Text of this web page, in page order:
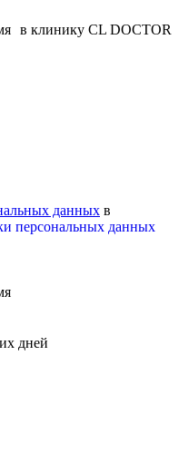
в клинику CL DOCTOR
данных в
персональных данных
дней